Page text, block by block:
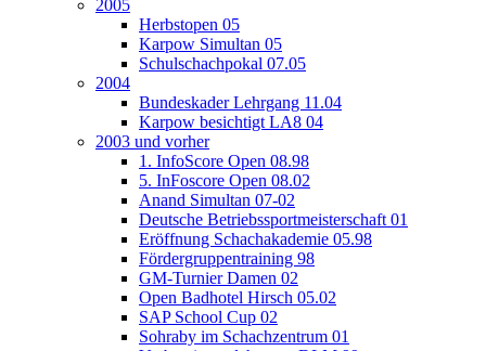
2005
Herbstopen 05
Karpow Simultan 05
Schulschachpokal 07.05
2004
Bundeskader Lehrgang 11.04
Karpow besichtigt LA8 04
2003 und vorher
1. InfoScore Open 08.98
5. InFoscore Open 08.02
Anand Simultan 07-02
Deutsche Betriebssportmeisterschaft 01
Eröffnung Schachakademie 05.98
Fördergruppentraining 98
GM-Turnier Damen 02
Open Badhotel Hirsch 05.02
SAP School Cup 02
Sohraby im Schachzentrum 01